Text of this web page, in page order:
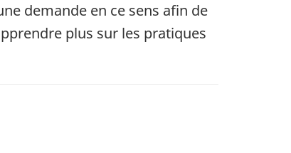
demande en ce sens afin de
plus sur les pratiques